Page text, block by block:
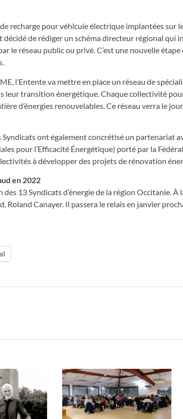
recharge pour véhicule électrique implantées sur
décidé de rédiger un schéma directeur régional qui
le réseau public ou privé. C’est une nouvelle
l’Entente va mettre en place un réseau de
leur transition énergétique. Chaque collectivité
d’énergies renouvelables. Ce réseau verra le
Syndicats ont également concrétisé un partenariat
pour l’Efficacité Énergétique) porté par la
à développer des projets de rénovation
en 2022
13 Syndicats d’énergie de la région Occitanie.
Roland Canayer. Il passera le relais en janvier